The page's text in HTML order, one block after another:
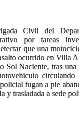
Civil del
por tareas
que una
ocurrido en Villa
Sol Naciente, tras
fugan a pie
y trasladada a sede